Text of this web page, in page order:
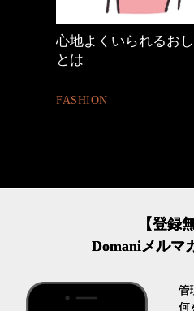
40代の小顔メイク
【登録
Domaniメルマ
管
何